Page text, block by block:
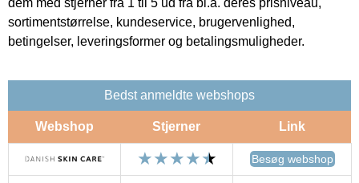
sortimentstørrelse, kundeservice, brugervenlighed,
betingelser, leveringsformer og betalingsmuligheder.
Bedst anmeldte webshops
Webshop Stjerner Link
Besøg webshop